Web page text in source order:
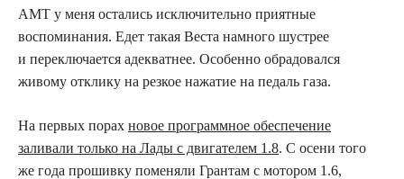
АМТ у меня остались исключительно приятные
воспоминания. Едет такая Веста намного шустрее
и переключается адекватнее. Особенно обрадовался
живому отклику на резкое нажатие на педаль газа.
На первых порах новое программное обеспечение
заливали только на Лады с двигателем 1.8. С осени того
же года прошивку поменяли Грантам с мотором 1.6,